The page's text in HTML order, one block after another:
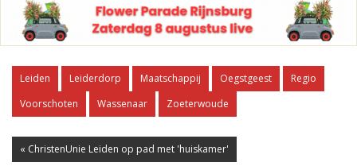
Leiden Leiderdorp Maatschappij Oegstgeest
Regio
Voorschoten
Wassenaar Zoeterwoude
« ChristenUnie Leiden op pad met 'huiskamer'